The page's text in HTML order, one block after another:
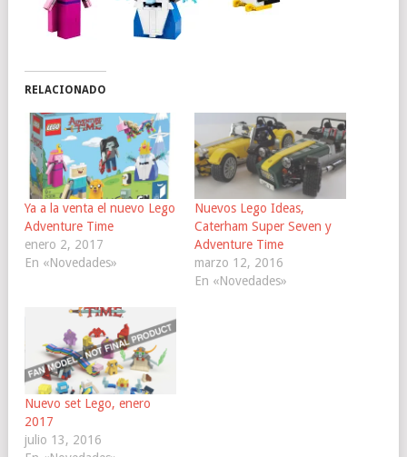
RELACIONADO
Ya a la venta el nuevo Lego
Adventure Time
enero 2, 2017
En «Novedades»
Nuevos Lego Ideas,
Caterham Super Seven y
Adventure Time
marzo 12, 2016
En «Novedades»
Nuevo set Lego, enero
2017
julio 13, 2016